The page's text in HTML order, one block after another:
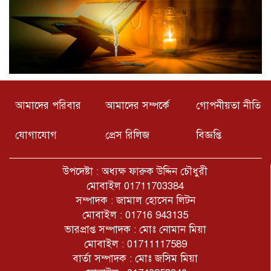
আমাদের পরিবার আমাদের সম্পর্কে গোপনীয়তা নীতি
যোগাযোগ প্রেস রিলিজ বিজ্ঞপ্তি
উপদেষ্টা : অধ্যক্ষ ফারুক উদ্দিন চৌধুরী
মোবাইল 01711703384
সম্পাদক : জামাল হোসেন লিটন
মোবাইল : 01716 943135
ভারপ্রাপ্ত সম্পাদক : মোঃ নোমান মিয়া
মোবাইল : 01711117589
বার্তা সম্পাদক : মোঃ জসিম মিয়া